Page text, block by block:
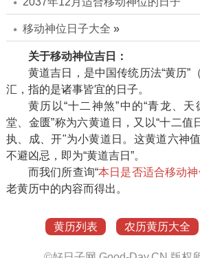
移动神位日子大全 »
关于移动神位吉日：
黄道吉日，是中国传统历法“黄历”
汇，指的是诸事皆宜的日子。
黄历以“十二神煞”中的“青龙、
堂、金匮”称为六黄道日，又以“十二值
执、成、开"为小黄道日。这黄道六神
不避凶忌，即为“黄道吉日”。
而我们所查询“本日是否适合移动神
老黄历中的内容而得出。
黄历列表 农历黄历大全